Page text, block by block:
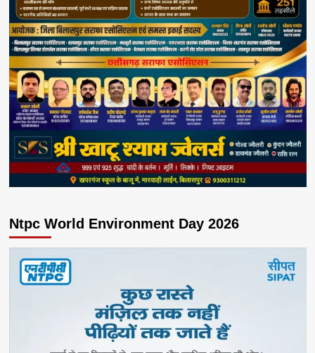
Ntpc World Environment Day 2026